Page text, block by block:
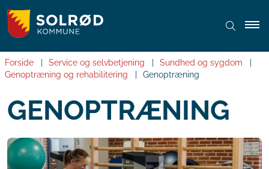
Forside Service og selvbetjening
Sundhed og sygdom
Genoptræning og rehabilitering
Genoptræning
GENOPTRÆNING